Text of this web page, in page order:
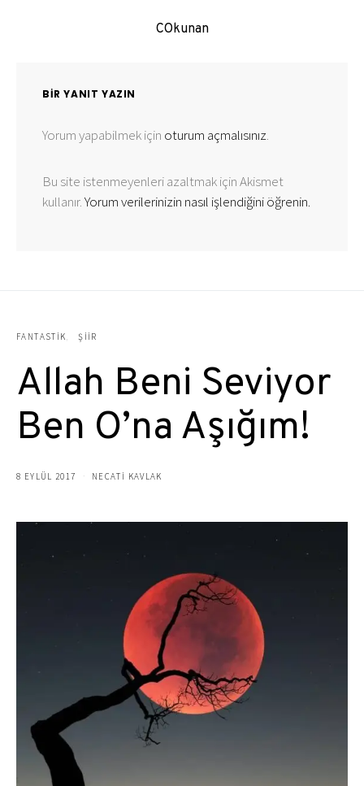
COkunan
BIR YANIT YAZIN
Yorum yapabilmek için oturum açmalısınız.
Bu site istenmeyenleri azaltmak için Akismet
kullanır.Yorum verilerinizin nasıl işlendiğini öğrenin.
FANTASTIK ŞIIR
Allah Beni Seviyor
Ben O’na Aşığım!
8 EYLÜL 2017 NECATİ KAVLAK